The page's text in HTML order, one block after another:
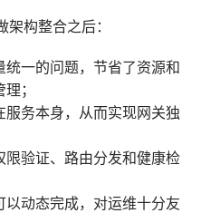
构整合之后：
一的问题，节省了资源和
；
务本身，从而实现网关独
验证、路由分发和健康检
动态完成，对运维十分友